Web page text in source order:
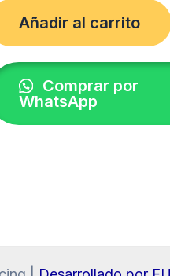
Añadir al carrito
Comprar por
WhatsApp